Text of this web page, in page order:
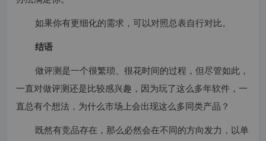
如果你有更细化的需求，可以对照总表自行对比。
结语
做评测是一个很繁琐、很花时间的过程，但尽管如此，
一直对做评测还是比较感兴趣，因为玩了这么多年软件，一
直总有个想法，为什么市场上会出现这么多同类产品？
既然有竞品存在，那么必然会在不同的方向发力，以单